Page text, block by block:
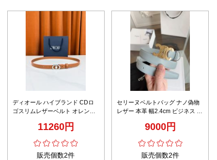
ディオール ハイブランド CDロ
ゴスリムレザーベルト オレンジ
11260円
販売個数2件
セリーヌベルトバッグ ナノ偽物
レザー 本革 幅2.4cm ビジネス 優
9000円
販売個数2件